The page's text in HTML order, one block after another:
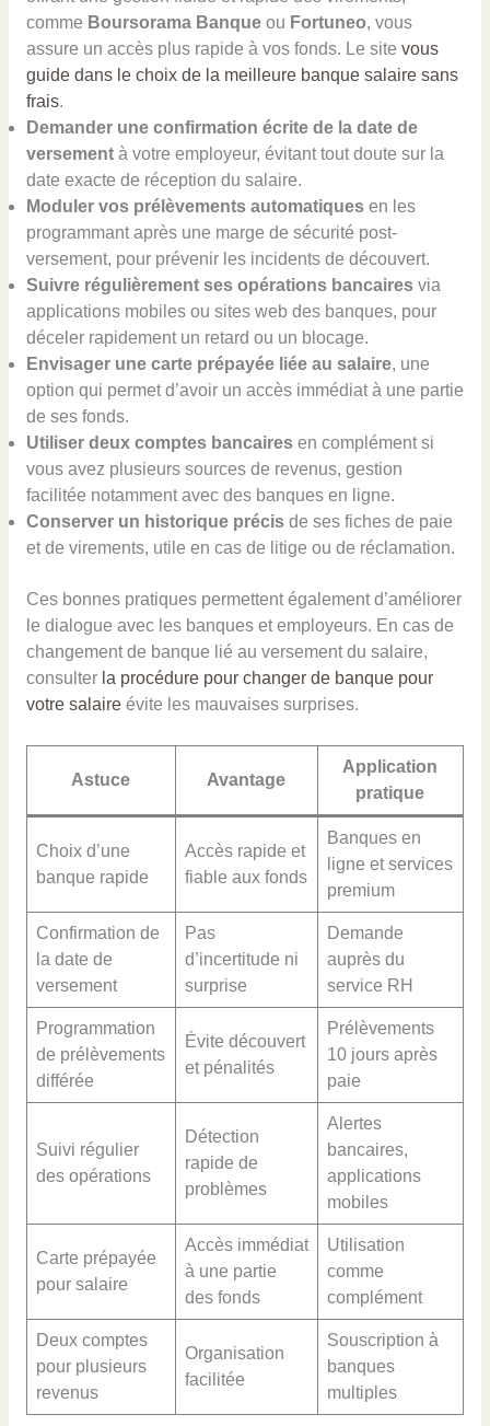
comme Boursorama Banqueou Fortuneo, vous
assure un accès plus rapide à vos fonds. Le site vous
guide dans le choix de la meilleure banque salaire sans
frais.
Demander une confirmation écrite de la date de
versementà votre employeur, évitant tout doute sur la
date exacte de réception du salaire.
Moduler vos prélèvements automatiquesen les
programmant après une marge de sécurité post-
versement, pour prévenir les incidents de découvert.
Suivre régulièrement ses opérations bancairesvia
applications mobiles ou sites web des banques, pour
déceler rapidement un retard ou un blocage.
Envisager une carte prépayée liée au salaire, une
option qui permet d’avoir un accès immédiat à une partie
de ses fonds.
Utiliser deux comptes bancairesen complément si
vous avez plusieurs sources de revenus, gestion
facilitée notamment avec des banques en ligne.
Conserver un historique précisde ses fiches de paie
et de virements, utile en cas de litige ou de réclamation.
Ces bonnes pratiques permettent également d’améliorer
le dialogue avec les banques et employeurs. En cas de
changement de banque lié au versement du salaire,
consulter la procédure pour changer de banque pour
votre salaireévite les mauvaises surprises.
Astuce Avantage
Application
pratique
Choix d’une
banque rapide
Accès rapide et
fiable aux fonds
Banques en
ligne et services
premium
Confirmation de
la date de
versement
Pas
d’incertitude ni
surprise
Demande
auprès du
service RH
Programmation
de prélèvements
différée
Évite découvert
et pénalités
Prélèvements
10 jours après
paie
Suivi régulier
des opérations
Détection
rapide de
problèmes
Alertes
bancaires,
applications
mobiles
Carte prépayée
pour salaire
Accès immédiat
à une partie
des fonds
Utilisation
comme
complément
Deux comptes
pour plusieurs
revenus
Organisation
facilitée
Souscription à
banques
multiples